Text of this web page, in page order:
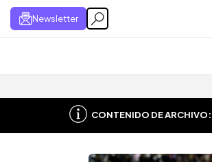
Newsletter
CONTENIDO DE ARCHIVO: